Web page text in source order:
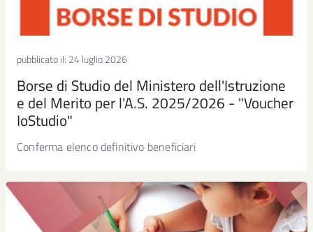
pubblicato il: 24 luglio 2026
Borse di Studio del Ministero dell'Istruzione
e del Merito per l'A.S. 2025/2026 - "Voucher
IoStudio"
Conferma elenco definitivo beneficiari